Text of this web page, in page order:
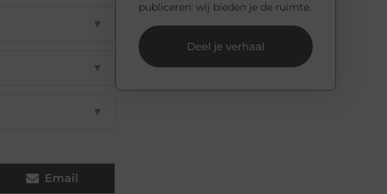
▼
▼
▼
Email
publiceren: wij bieden je de ruimte.
Deel je verhaal